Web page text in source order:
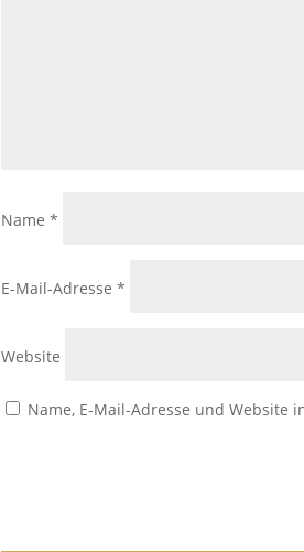
Name*
E-Mail-Adresse*
Website
Name, E-Mail-Adresse und Website